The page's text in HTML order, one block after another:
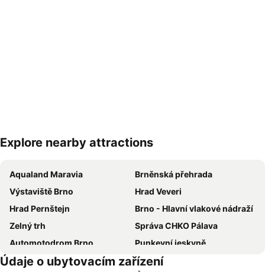
Explore nearby attractions
Aqualand Maravia
Brněnská přehrada
Výstaviště Brno
Hrad Veveri
Hrad Pernštejn
Brno - Hlavní vlakové nádraží
Zelný trh
Správa CHKO Pálava
Automotodrom Brno
Punkevní jeskyně
Náměstí Svobody
Autobusové nádraží Zvonařka
Údaje o ubytovacím zařízení